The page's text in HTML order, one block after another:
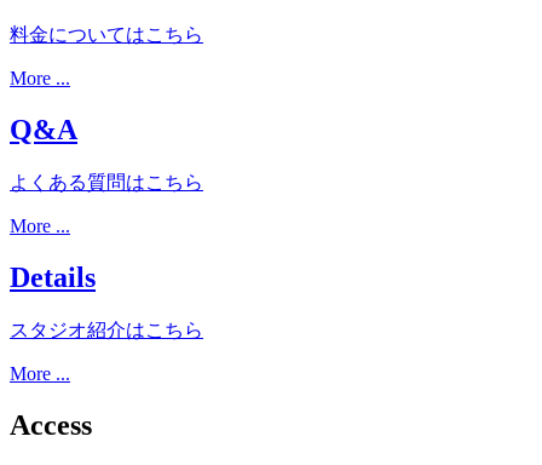
料金についてはこちら
More ...
Q&A
よくある質問はこちら
More ...
Details
スタジオ紹介はこちら
More ...
Access